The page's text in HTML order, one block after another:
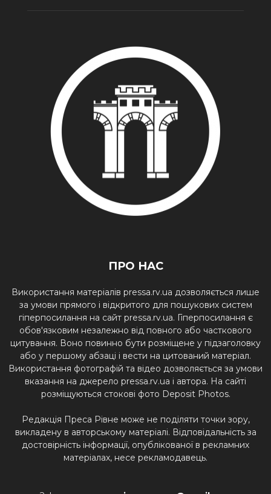
ПРО НАС
Використання матеріалів pressa.rv.ua дозволяється лише
за умови прямого і відкритого для пошукових систем
гіперпосилання на сайт pressa.rv.ua. Гіперпосилання є
обов'язковим незалежно від повного або часткового
цитування. Воно повинно бути розміщене у підзаголовку
або у першому абзаці і вести на цитований матеріал.
Використання фотографій та відео дозволяється за умови
вказання на джерело pressa.rv.ua і автора. На сайті
розміщуються стокові фото Deposit Photos.
Редакція Преса Рівне може не поділяти точки зору,
викладену в авторському матеріалі. Відповідальність за
достовірність інформації, опублікованої в рекламних
матеріалах, несе рекламодавець.